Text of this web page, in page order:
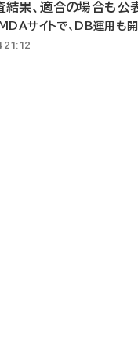
果、適合の場合も公
サイトで、DB運用も
21:12